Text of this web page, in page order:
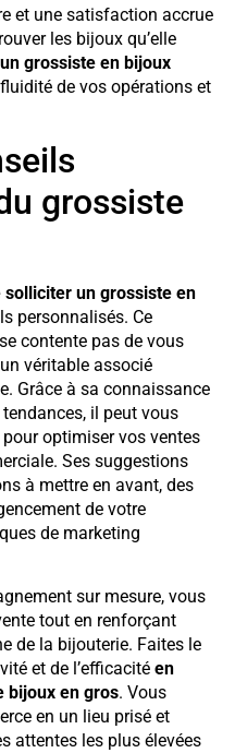
et une satisfaction accrue
les bijoux qu’elle
grossiste en bijoux
de vos opérations et
grossiste
solliciter un grossiste en
personnalisés. Ce
contente pas de vous
véritable associé
Grâce à sa connaissance
il peut vous
optimiser vos ventes
Ses suggestions
à mettre en avant, des
de votre
de marketing
sur mesure, vous
tout en renforçant
de la bijouterie. Faites le
et de l’efficacité en
bijoux en gros. Vous
en un lieu prisé et
attentes les plus élevées